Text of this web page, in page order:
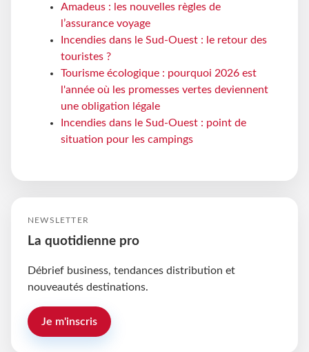
Amadeus : les nouvelles règles de
l’assurance voyage
Incendies dans le Sud-Ouest : le retour des
touristes ?
Tourisme écologique : pourquoi 2026 est
l'année où les promesses vertes deviennent
une obligation légale
Incendies dans le Sud-Ouest : point de
situation pour les campings
NEWSLETTER
La quotidienne pro
Débrief business, tendances distribution et
nouveautés destinations.
Je m'inscris